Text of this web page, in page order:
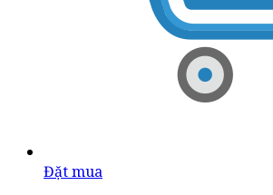
Đặt mua